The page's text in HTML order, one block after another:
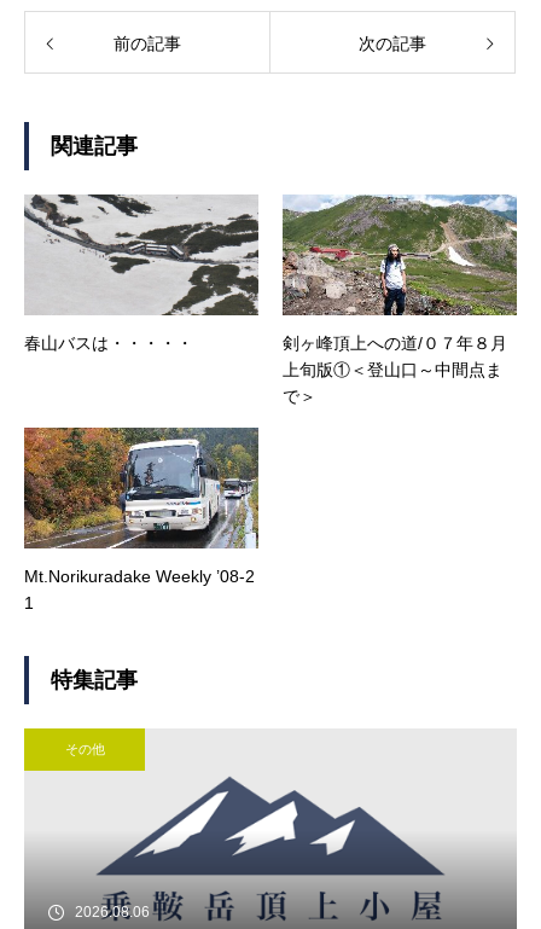
前の記事 次の記事
関連記事
春山バスは・・・・・
剣ヶ峰頂上への道/０７年８月
上旬版①＜登山口～中間点ま
で＞
Mt.Norikuradake Weekly ’08-2
1
特集記事
その他
2026.08.06